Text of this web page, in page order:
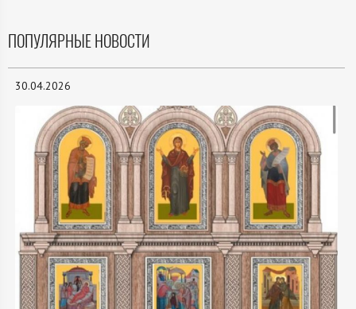
ПОПУЛЯРНЫЕ НОВОСТИ
30.04.2026